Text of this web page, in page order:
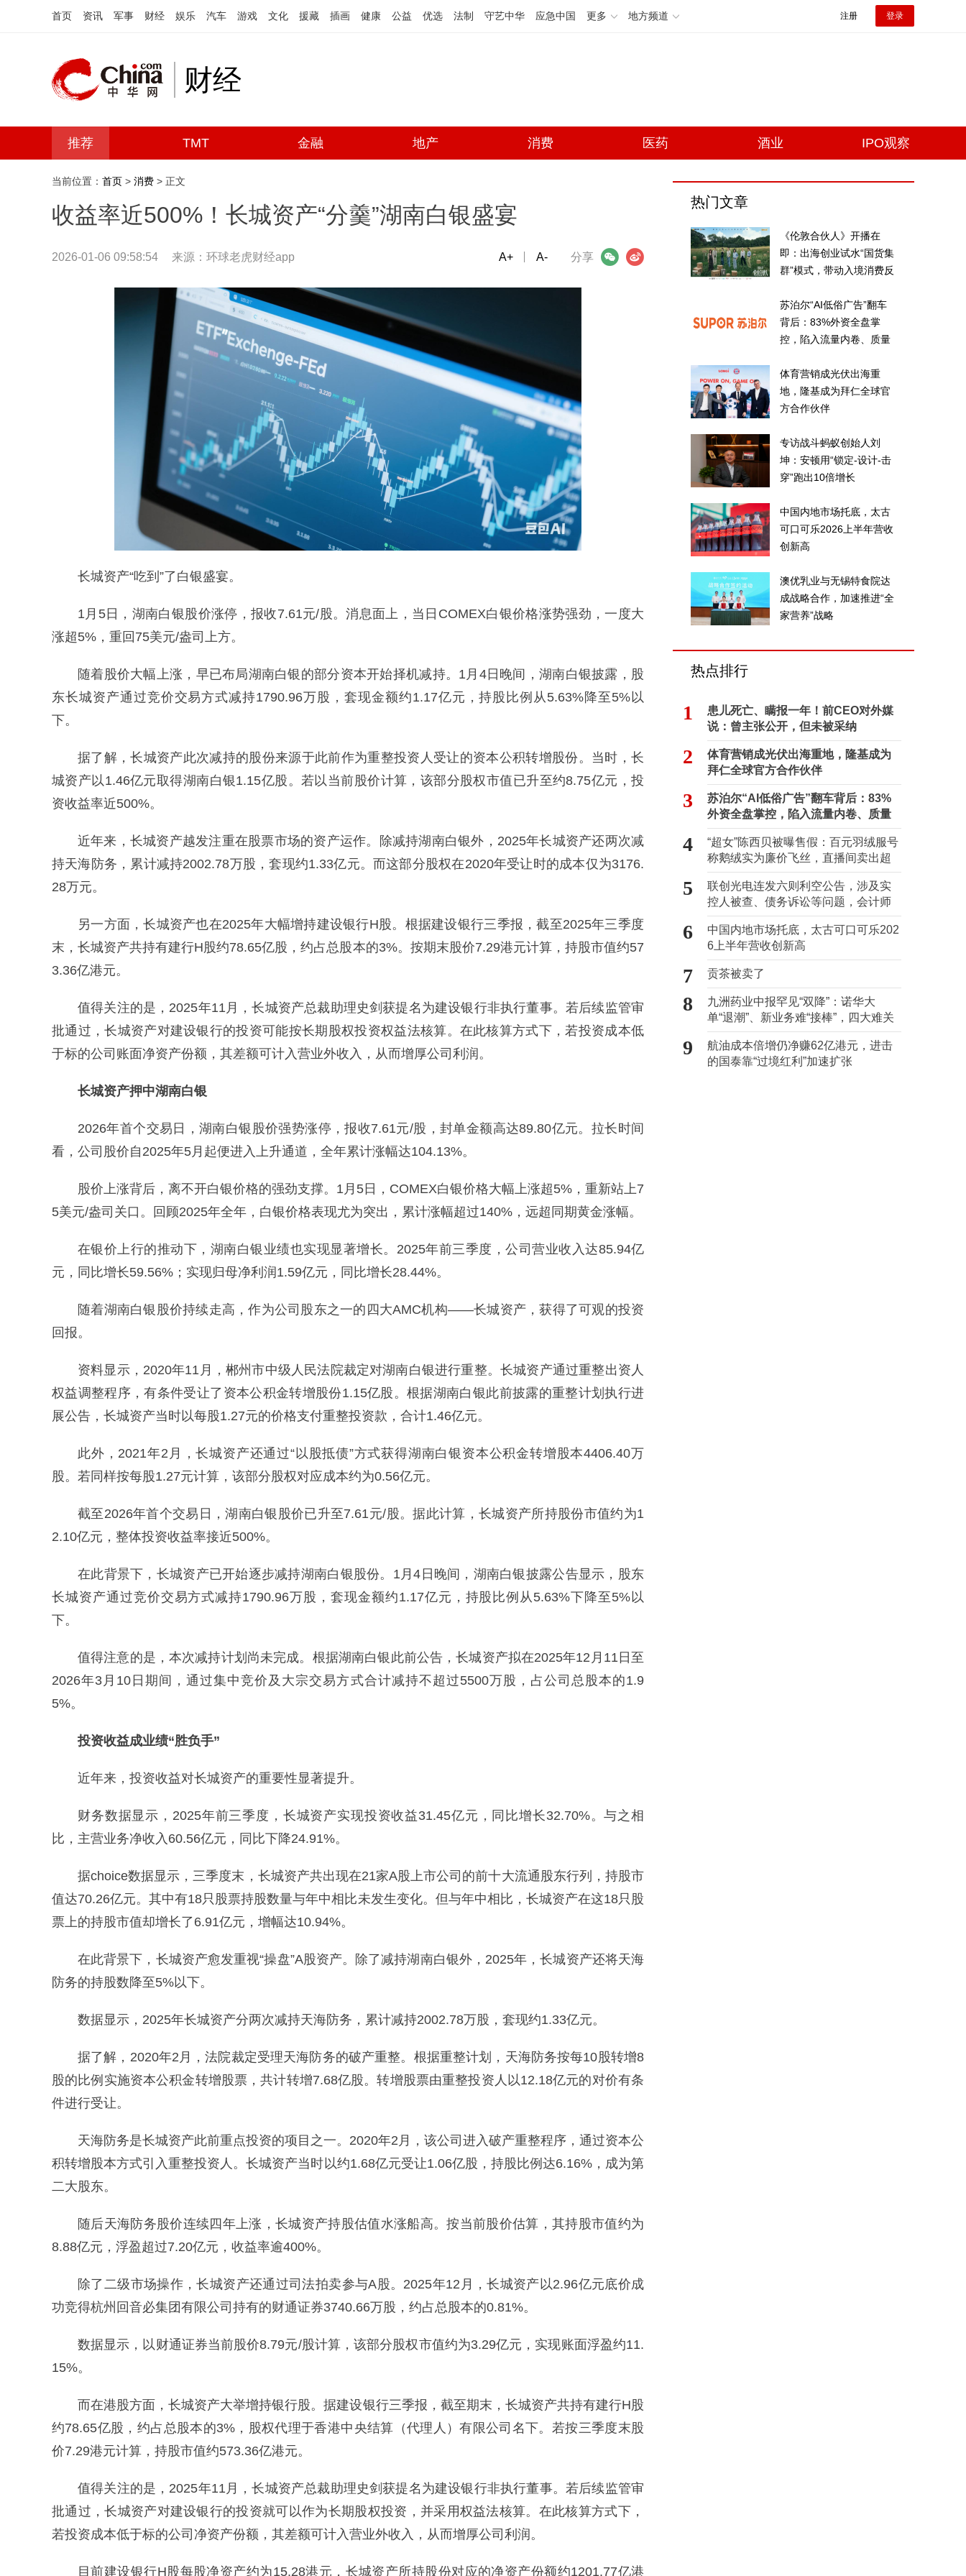
首页 资讯 军事 财经 娱乐 汽车 游戏 文化 援藏 插画 健康 公益 优选 法制 守艺中华 应急中国 更多 地方频道 注册 登录
财经
推荐 TMT 金融 地产 消费 医药 酒业 IPO观察
当前位置： 首页 > 消费 > 正文
收益率近500%！长城资产“分羹”湖南白银盛宴
2026-01-06 09:58:54 来源：环球老虎财经app 分享
微信 微博
A+ A-
长城资产“吃到”了白银盛宴。
1月5日，湖南白银股价涨停，报收7.61元/股。消息面上，当日COMEX白银价格涨势强劲，一度大
涨超5%，重回75美元/盎司上方。
随着股价大幅上涨，早已布局湖南白银的部分资本开始择机减持。1月4日晚间，湖南白银披露，股
东长城资产通过竞价交易方式减持1790.96万股，套现金额约1.17亿元，持股比例从5.63%降至5%以
下。
据了解，长城资产此次减持的股份来源于此前作为重整投资人受让的资本公积转增股份。当时，长
城资产以1.46亿元取得湖南白银1.15亿股。若以当前股价计算，该部分股权市值已升至约8.75亿元，投
资收益率近500%。
近年来，长城资产越发注重在股票市场的资产运作。除减持湖南白银外，2025年长城资产还两次减
持天海防务，累计减持2002.78万股，套现约1.33亿元。而这部分股权在2020年受让时的成本仅为3176.
28万元。
另一方面，长城资产也在2025年大幅增持建设银行H股。根据建设银行三季报，截至2025年三季度
末，长城资产共持有建行H股约78.65亿股，约占总股本的3%。按期末股价7.29港元计算，持股市值约57
3.36亿港元。
值得关注的是，2025年11月，长城资产总裁助理史剑获提名为建设银行非执行董事。若后续监管审
批通过，长城资产对建设银行的投资可能按长期股权投资权益法核算。在此核算方式下，若投资成本低
于标的公司账面净资产份额，其差额可计入营业外收入，从而增厚公司利润。
长城资产押中湖南白银
2026年首个交易日，湖南白银股价强势涨停，报收7.61元/股，封单金额高达89.80亿元。拉长时间
看，公司股价自2025年5月起便进入上升通道，全年累计涨幅达104.13%。
股价上涨背后，离不开白银价格的强劲支撑。1月5日，COMEX白银价格大幅上涨超5%，重新站上7
5美元/盎司关口。回顾2025年全年，白银价格表现尤为突出，累计涨幅超过140%，远超同期黄金涨幅。
在银价上行的推动下，湖南白银业绩也实现显著增长。2025年前三季度，公司营业收入达85.94亿
元，同比增长59.56%；实现归母净利润1.59亿元，同比增长28.44%。
随着湖南白银股价持续走高，作为公司股东之一的四大AMC机构——长城资产，获得了可观的投资
回报。
资料显示，2020年11月，郴州市中级人民法院裁定对湖南白银进行重整。长城资产通过重整出资人
权益调整程序，有条件受让了资本公积金转增股份1.15亿股。根据湖南白银此前披露的重整计划执行进
展公告，长城资产当时以每股1.27元的价格支付重整投资款，合计1.46亿元。
此外，2021年2月，长城资产还通过“以股抵债”方式获得湖南白银资本公积金转增股本4406.40万
股。若同样按每股1.27元计算，该部分股权对应成本约为0.56亿元。
截至2026年首个交易日，湖南白银股价已升至7.61元/股。据此计算，长城资产所持股份市值约为1
2.10亿元，整体投资收益率接近500%。
在此背景下，长城资产已开始逐步减持湖南白银股份。1月4日晚间，湖南白银披露公告显示，股东
长城资产通过竞价交易方式减持1790.96万股，套现金额约1.17亿元，持股比例从5.63%下降至5%以
下。
值得注意的是，本次减持计划尚未完成。根据湖南白银此前公告，长城资产拟在2025年12月11日至
2026年3月10日期间，通过集中竞价及大宗交易方式合计减持不超过5500万股，占公司总股本的1.9
5%。
投资收益成业绩“胜负手”
近年来，投资收益对长城资产的重要性显著提升。
财务数据显示，2025年前三季度，长城资产实现投资收益31.45亿元，同比增长32.70%。与之相
比，主营业务净收入60.56亿元，同比下降24.91%。
据choice数据显示，三季度末，长城资产共出现在21家A股上市公司的前十大流通股东行列，持股市
值达70.26亿元。其中有18只股票持股数量与年中相比未发生变化。但与年中相比，长城资产在这18只股
票上的持股市值却增长了6.91亿元，增幅达10.94%。
在此背景下，长城资产愈发重视“操盘”A股资产。除了减持湖南白银外，2025年，长城资产还将天海
防务的持股数降至5%以下。
数据显示，2025年长城资产分两次减持天海防务，累计减持2002.78万股，套现约1.33亿元。
据了解，2020年2月，法院裁定受理天海防务的破产重整。根据重整计划，天海防务按每10股转增8
股的比例实施资本公积金转增股票，共计转增7.68亿股。转增股票由重整投资人以12.18亿元的对价有条
件进行受让。
天海防务是长城资产此前重点投资的项目之一。2020年2月，该公司进入破产重整程序，通过资本公
积转增股本方式引入重整投资人。长城资产当时以约1.68亿元受让1.06亿股，持股比例达6.16%，成为第
二大股东。
随后天海防务股价连续四年上涨，长城资产持股估值水涨船高。按当前股价估算，其持股市值约为
8.88亿元，浮盈超过7.20亿元，收益率逾400%。
除了二级市场操作，长城资产还通过司法拍卖参与A股。2025年12月，长城资产以2.96亿元底价成
功竞得杭州回音必集团有限公司持有的财通证券3740.66万股，约占总股本的0.81%。
数据显示，以财通证券当前股价8.79元/股计算，该部分股权市值约为3.29亿元，实现账面浮盈约11.
15%。
而在港股方面，长城资产大举增持银行股。据建设银行三季报，截至期末，长城资产共持有建行H股
约78.65亿股，约占总股本的3%，股权代理于香港中央结算（代理人）有限公司名下。若按三季度末股
价7.29港元计算，持股市值约573.36亿港元。
值得关注的是，2025年11月，长城资产总裁助理史剑获提名为建设银行非执行董事。若后续监管审
批通过，长城资产对建设银行的投资就可以作为长期股权投资，并采用权益法核算。在此核算方式下，
若投资成本低于标的公司净资产份额，其差额可计入营业外收入，从而增厚公司利润。
目前建设银行H股每股净资产约为15.28港元，长城资产所持股份对应的净资产份额约1201.77亿港
热门文章
《伦敦合伙人》开播在
即：出海创业试水“国货集
群”模式，带动入境消费反
苏泊尔“AI低俗广告”翻车
背后：83%外资全盘掌
控，陷入流量内卷、质量
体育营销成光伏出海重
地，隆基成为拜仁全球官
方合作伙伴
专访战斗蚂蚁创始人刘
坤：安顿用“锁定-设计-击
穿”跑出10倍增长
中国内地市场托底，太古
可口可乐2026上半年营收
创新高
澳优乳业与无锡特食院达
成战略合作，加速推进“全
家营养”战略
热点排行
1
患儿死亡、瞒报一年！前CEO对外媒
说：曾主张公开，但未被采纳
2
体育营销成光伏出海重地，隆基成为
拜仁全球官方合作伙伴
3
苏泊尔“AI低俗广告”翻车背后：83%
外资全盘掌控，陷入流量内卷、质量
频发的负循环
4
“超女”陈西贝被曝售假：百元羽绒服号
称鹅绒实为廉价飞丝，直播间卖出超
百万元
5
联创光电连发六则利空公告，涉及实
控人被查、债务诉讼等问题，会计师
事务所曾出具“保留意见”
6
中国内地市场托底，太古可口可乐202
6上半年营收创新高
7 贡茶被卖了
8
九洲药业中报罕见“双降”：诺华大
单“退潮”、新业务难“接棒”，四大难关
待闯
9
航油成本倍增仍净赚62亿港元，进击
的国泰靠“过境红利”加速扩张